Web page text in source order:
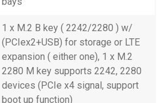
1 x M.2 B key ( 2242/2280 ) w/
(PCIex2+USB) for storage or LTE
expansion ( either one), 1 x M.2
2280 M key supports 2242, 2280
devices (PCIe x4 signal, support
boot up function)